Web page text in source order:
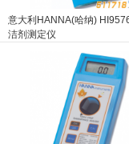
意大利HANNA(哈纳)
洁剂测定仪